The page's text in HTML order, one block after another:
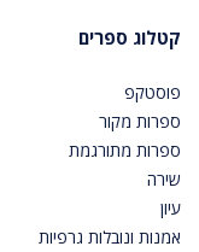
קטלוג ספרים
פוסטקפ
ספרות מקור
ספרות מתורגמת
שירה
עיון
אמנות ונובלות גרפיות